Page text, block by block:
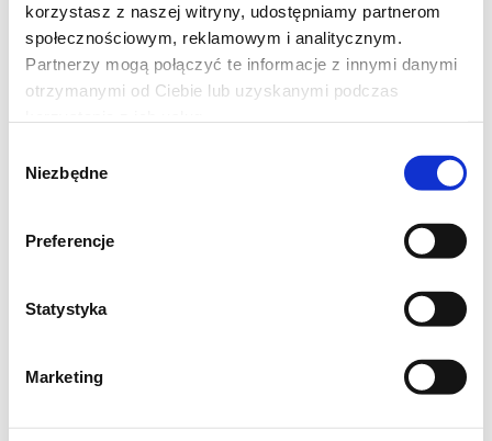
korzystasz z naszej witryny, udostępniamy partnerom
społecznościowym, reklamowym i analitycznym.
Partnerzy mogą połączyć te informacje z innymi danymi
otrzymanymi od Ciebie lub uzyskanymi podczas
zgody
Niezbędne
Preferencje
Statystyka
Marketing